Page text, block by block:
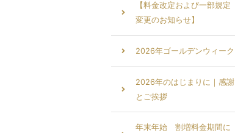
【料金改定および一部規定
変更のお知らせ】
2026年ゴールデンウィーク
2026年のはじまりに｜感謝
とご挨拶
年末年始 割増料金期間に